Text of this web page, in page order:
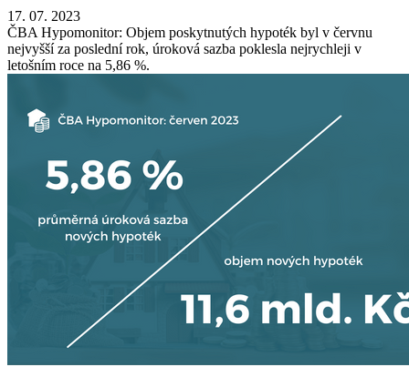
17. 07. 2023
ČBA Hypomonitor: Objem poskytnutých hypoték byl v červnu
nejvyšší za poslední rok, úroková sazba poklesla nejrychleji v
letošním roce na 5,86 %.